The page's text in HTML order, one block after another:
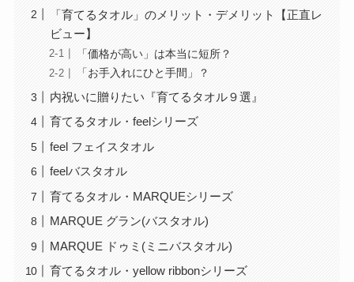
「育てるタオル」のメリット・デメリット【正直レ
ビュー】
「価格が高い」は本当に短所？
「お手入れにひと手間」？
内祝いに贈りたい『育てるタオル９選』
育てるタオル・feelシリーズ
feel フェイスタオル
feelバスタオル
育てるタオル・MARQUEシリーズ
MARQUE グラン(バスタオル)
MARQUE ドゥミ(ミニバスタオル)
育てるタオル・yellow ribbonシリーズ